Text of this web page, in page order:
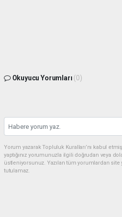
Okuyucu Yorumları (0)
Yorum yazarak Topluluk Kuralları’nı kabul
yaptığınız yorumunuzla ilgili doğrudan veya
üstleniyorsunuz. Yazılan tüm yorumlardan
tutulamaz.